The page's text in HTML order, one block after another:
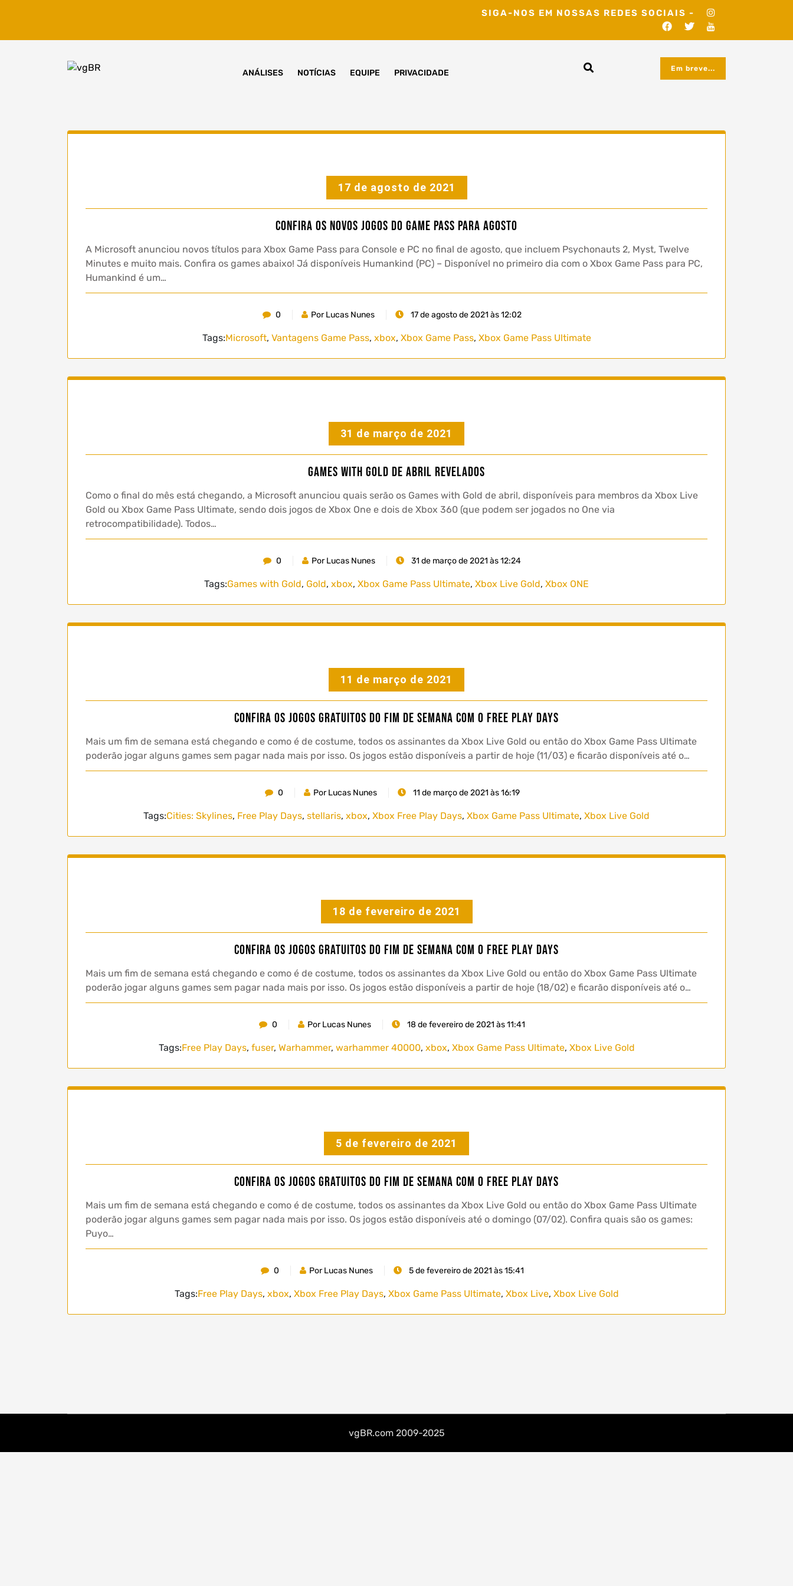
SIGA-NOS EM NOSSAS REDES SOCIAIS -
ANÁLISES NOTÍCIAS EQUIPE PRIVACIDADE Em breve...
17 de agosto de 2021
Confira os novos jogos do Game Pass para agosto
A Microsoft anunciou novos títulos para Xbox Game Pass para Console e PC no final de agosto, que incluem Psychonauts 2, Myst, Twelve
Minutes e muito mais. Confira os games abaixo! Já disponíveis Humankind (PC) – Disponível no primeiro dia com o Xbox Game Pass para PC,
Humankind é um…
0 Por Lucas Nunes 17 de agosto de 2021 às 12:02
Tags:Microsoft, Vantagens Game Pass, xbox, Xbox Game Pass, Xbox Game Pass Ultimate
31 de março de 2021
Games with Gold de abril revelados
Como o final do mês está chegando, a Microsoft anunciou quais serão os Games with Gold de abril, disponíveis para membros da Xbox Live
Gold ou Xbox Game Pass Ultimate, sendo dois jogos de Xbox One e dois de Xbox 360 (que podem ser jogados no One via
retrocompatibilidade). Todos…
0 Por Lucas Nunes 31 de março de 2021 às 12:24
Tags:Games with Gold, Gold, xbox, Xbox Game Pass Ultimate, Xbox Live Gold, Xbox ONE
11 de março de 2021
Confira os jogos gratuitos do fim de semana com o Free Play Days
Mais um fim de semana está chegando e como é de costume, todos os assinantes da Xbox Live Gold ou então do Xbox Game Pass Ultimate
poderão jogar alguns games sem pagar nada mais por isso. Os jogos estão disponíveis a partir de hoje (11/03) e ficarão disponíveis até o…
0 Por Lucas Nunes 11 de março de 2021 às 16:19
Tags:Cities: Skylines, Free Play Days, stellaris, xbox, Xbox Free Play Days, Xbox Game Pass Ultimate, Xbox Live Gold
18 de fevereiro de 2021
Confira os jogos gratuitos do fim de semana com o Free Play Days
Mais um fim de semana está chegando e como é de costume, todos os assinantes da Xbox Live Gold ou então do Xbox Game Pass Ultimate
poderão jogar alguns games sem pagar nada mais por isso. Os jogos estão disponíveis a partir de hoje (18/02) e ficarão disponíveis até o…
0 Por Lucas Nunes 18 de fevereiro de 2021 às 11:41
Tags:Free Play Days, fuser, Warhammer, warhammer 40000, xbox, Xbox Game Pass Ultimate, Xbox Live Gold
5 de fevereiro de 2021
Confira os jogos gratuitos do fim de semana com o Free Play Days
Mais um fim de semana está chegando e como é de costume, todos os assinantes da Xbox Live Gold ou então do Xbox Game Pass Ultimate
poderão jogar alguns games sem pagar nada mais por isso. Os jogos estão disponíveis até o domingo (07/02). Confira quais são os games:
Puyo…
0 Por Lucas Nunes 5 de fevereiro de 2021 às 15:41
Tags:Free Play Days, xbox, Xbox Free Play Days, Xbox Game Pass Ultimate, Xbox Live, Xbox Live Gold
vgBR.com 2009-2025